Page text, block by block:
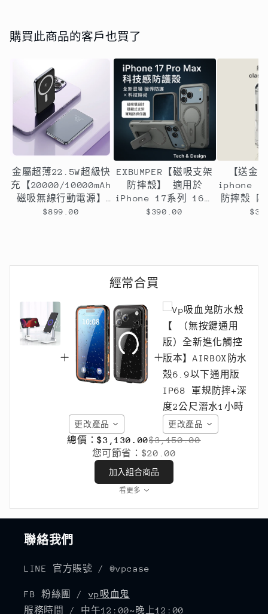
購買此商品的客戶也買了
金屬超薄22.5W超級快
充【20000/10000mAh
磁吸無線行動電源】
PD22.5W快充行動電源
$899.00
EXBUMPER【磁吸支架
防摔殼】 適用於
iPhone 17系列 16系
列 15系列14系列13系
$390.00
【送金
iphone 金
防摔殼
囊設計
經常合買
更改產品 更改產品
總價：$3,130.00$3,150.00
您可節省： $20.00
加入組合商品
看更多
聯絡我們
LINE 官方賬號 / @vpcase
FB 粉絲團 / vp吸血鬼
服務時間 / 中午12:00~晚上12:00